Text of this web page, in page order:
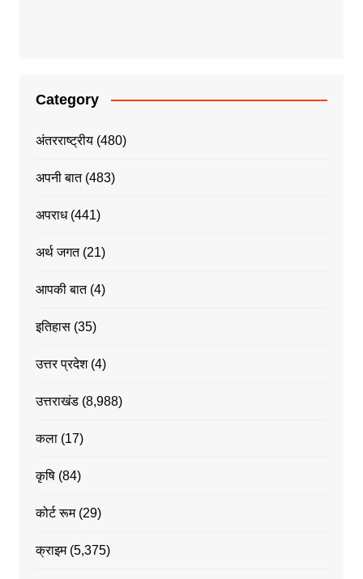
Category
अंतरराष्ट्रीय(480)
अपनी बात(483)
अपराध(441)
अर्थ जगत(21)
आपकी बात(4)
इतिहास(35)
उत्तर प्रदेश(4)
उत्तराखंड(8,988)
कला(17)
कृषि(84)
कोर्ट रूम(29)
क्राइम(5,375)